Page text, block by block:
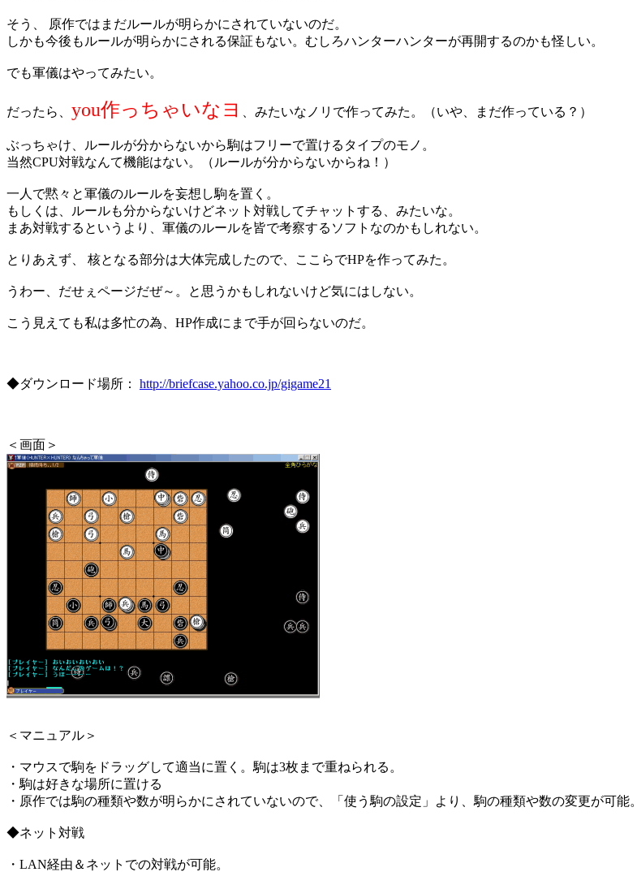
そう、 原作ではまだルールが明らかにされていないのだ。
しかも今後もルールが明らかにされる保証もない。むしろハンターハンターが再開するのかも怪しい。
でも軍儀はやってみたい。
だったら、 you作っちゃいなヨ 、みたいなノリで作ってみた。（いや、まだ作っている？）
ぶっちゃけ、ルールが分からないから駒はフリーで置けるタイプのモノ。
当然CPU対戦なんて機能はない。（ルールが分からないからね！）
一人で黙々と軍儀のルールを妄想し駒を置く。
もしくは、ルールも分からないけどネット対戦してチャットする、みたいな。
まあ対戦するというより、軍儀のルールを皆で考察するソフトなのかもしれない。
とりあえず、 核となる部分は大体完成したので、ここらでHPを作ってみた。
うわー、だせぇページだぜ～。と思うかもしれないけど気にはしない。
こう見えても私は多忙の為、HP作成にまで手が回らないのだ。
◆ダウンロード場所： http://briefcase.yahoo.co.jp/gigame21
＜画面＞
＜マニュアル＞
・マウスで駒をドラッグして適当に置く。駒は3枚まで重ねられる。
・駒は好きな場所に置ける
・原作では駒の種類や数が明らかにされていないので、「使う駒の設定」より、駒の種類や数の変更が可能。
◆ネット対戦
・LAN経由＆ネットでの対戦が可能。